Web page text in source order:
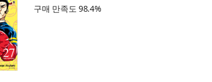
구매 만족도 98.4%